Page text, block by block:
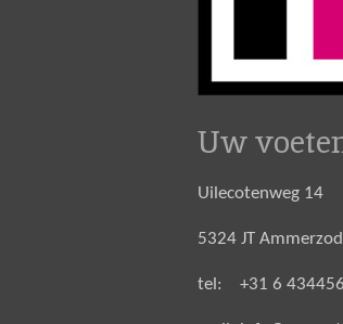
Uw
Uilecotenweg 14
5324 JT
tel: +31 6